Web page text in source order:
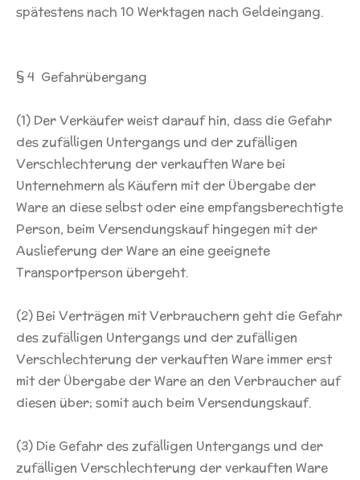
spätestens nach 10 Werktagen nach Geldeingang.
§ 4 Gefahrübergang
(1) Der Verkäufer weist darauf hin, dass die Gefahr
des zufälligen Untergangs und der zufälligen
Verschlechterung der verkauften Ware bei
Unternehmern als Käufern mit der Übergabe der
Ware an diese selbst oder eine empfangsberechtigte
Person, beim Versendungskauf hingegen mit der
Auslieferung der Ware an eine geeignete
Transportperson übergeht.
(2) Bei Verträgen mit Verbrauchern geht die Gefahr
des zufälligen Untergangs und der zufälligen
Verschlechterung der verkauften Ware immer erst
mit der Übergabe der Ware an den Verbraucher auf
diesen über; somit auch beim Versendungskauf.
(3) Die Gefahr des zufälligen Untergangs und der
zufälligen Verschlechterung der verkauften Ware